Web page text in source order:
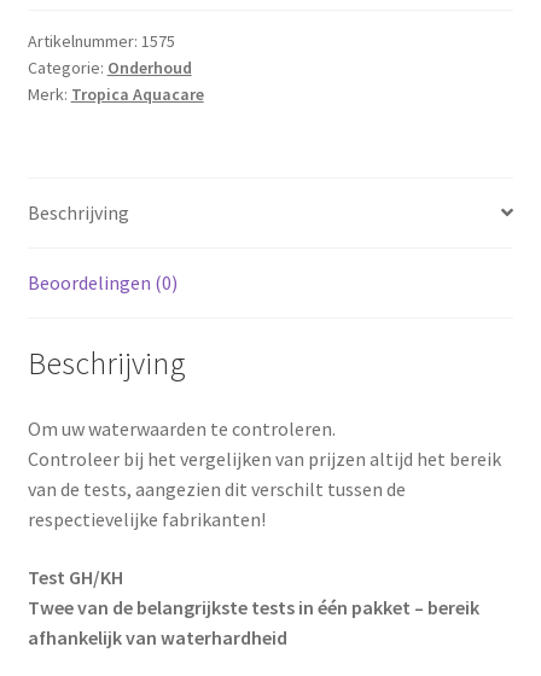
Artikelnummer: 1575
Categorie: Onderhoud
Merk: Tropica Aquacare
Beschrijving
Beoordelingen (0)
Beschrijving
Om uw waterwaarden te controleren.
Controleer bij het vergelijken van prijzen altijd het bereik
van de tests, aangezien dit verschilt tussen de
respectievelijke fabrikanten!
Test GH/KH
Twee van de belangrijkste tests in één pakket – bereik
afhankelijk van waterhardheid